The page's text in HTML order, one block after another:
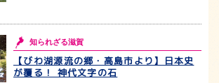
知られざる滋賀
【びわ湖源流の郷・高島市より】日本史
が覆る！ 神代文字の石